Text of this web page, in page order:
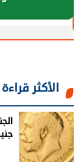
الأكثر قراءة